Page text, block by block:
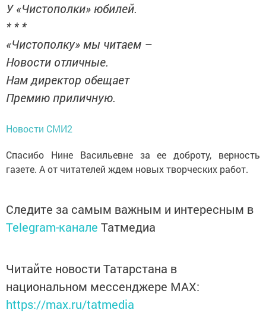
У «Чистополки» юбилей.
* * *
«Чистополку» мы читаем –
Новости отличные.
Нам директор обещает
Премию приличную.
Новости СМИ2
Спасибо Нине Васильевне за ее доб­роту, верность
газете. А от читателей ждем новых творческих работ.
Следите за самым важным и интересным в
Telegram-канале Татмедиа
Читайте новости Татарстана в
национальном мессенджере MАХ:
https://max.ru/tatmedia